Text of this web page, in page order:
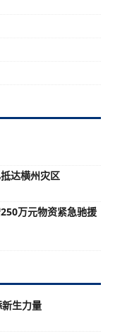
达横州灾区
万元物资紧急驰援
生力量